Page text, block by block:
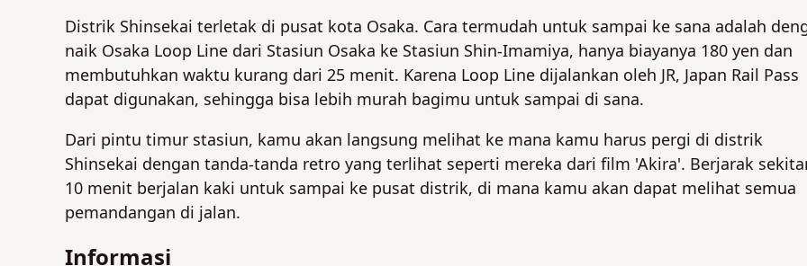
Distrik Shinsekai terletak di pusat kota Osaka. Cara termudah untuk sampai ke sana adalah
naik Osaka Loop Line dari Stasiun Osaka ke Stasiun Shin-Imamiya, hanya biayanya 180 yen dan
membutuhkan waktu kurang dari 25 menit. Karena Loop Line dijalankan oleh JR, Japan Rail Pass
dapat digunakan, sehingga bisa lebih murah bagimu untuk sampai di sana.
Dari pintu timur stasiun, kamu akan langsung melihat ke mana kamu harus pergi di distrik
Shinsekai dengan tanda-tanda retro yang terlihat seperti mereka dari film 'Akira'. Berjarak
10 menit berjalan kaki untuk sampai ke pusat distrik, di mana kamu akan dapat melihat semua
pemandangan di jalan.
Informasi